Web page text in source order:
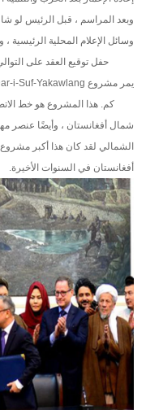
وبعد المراسم ، قبل الرئيس لو
178 كم. هذا المشروع هو خط
شمال أفغانستان ، وأيضًا عنصر
الشمالي لقد كان هذا أكبر
أفغانستان في السنوات الأخيرة.